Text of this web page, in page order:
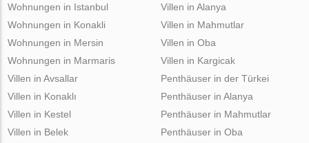
Wohnungen in Istanbul
Wohnungen in Konakli
Wohnungen in Mersin
Wohnungen in Marmaris
Villen in Alanya
Villen in Mahmutlar
Villen in Oba
Villen in Kargicak
Villen in Avsallar
Villen in Konaklı
Villen in Kestel
Villen in Belek
Penthäuser in der Türkei
Penthäuser in Alanya
Penthäuser in Mahmutlar
Penthäuser in Oba